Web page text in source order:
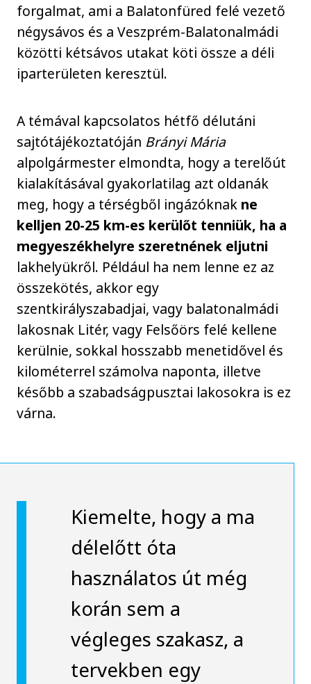
forgalmat, ami a Balatonfüred felé vezető
négysávos és a Veszprém-Balatonalmádi
közötti kétsávos utakat köti össze a déli
iparterületen keresztül.
A témával kapcsolatos hétfő délutáni
sajtótájékoztatóján Brányi Mária
alpolgármester elmondta, hogy a terelőút
kialakításával gyakorlatilag azt oldanák
meg, hogy a térségből ingázóknak ne
kelljen 20-25 km-es kerülőt tenniük, ha a
megyeszékhelyre szeretnének eljutni
lakhelyükről. Például ha nem lenne ez az
összekötés, akkor egy
szentkirályszabadjai, vagy balatonalmádi
lakosnak Litér, vagy Felsőörs felé kellene
kerülnie, sokkal hosszabb menetidővel és
kilométerrel számolva naponta, illetve
később a szabadságpusztai lakosokra is ez
várna.
Kiemelte, hogy a ma
délelőtt óta
használatos út még
korán sem a
végleges szakasz, a
tervekben egy